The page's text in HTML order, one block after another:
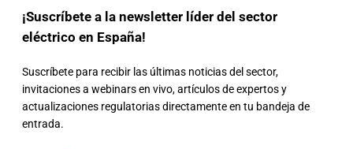
¡Suscríbete a la newsletter líder del sector
eléctrico en España!
Suscríbete para recibir las últimas noticias del sector,
invitaciones a webinars en vivo, artículos de expertos y
actualizaciones regulatorias directamente en tu bandeja de
entrada.